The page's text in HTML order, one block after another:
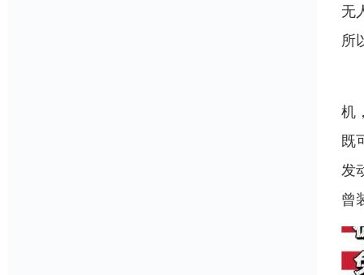
无
所
机
既
发
曾